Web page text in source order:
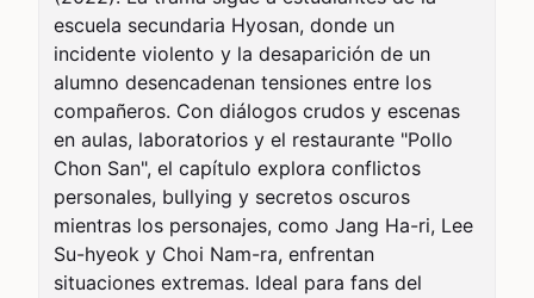
escuela secundaria Hyosan, donde un
incidente violento y la desaparición de un
alumno desencadenan tensiones entre los
compañeros. Con diálogos crudos y escenas
en aulas, laboratorios y el restaurante "Pollo
Chon San", el capítulo explora conflictos
personales, bullying y secretos oscuros
mientras los personajes, como Jang Ha-ri, Lee
Su-hyeok y Choi Nam-ra, enfrentan
situaciones extremas. Ideal para fans del